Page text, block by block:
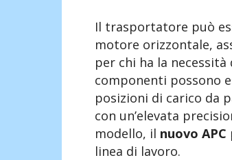
Il trasportatore può
motore orizzontale,
per chi ha la
componenti possono
posizioni di carico da
con un’elevata
modello, il nuovo APC
linea di lavoro.